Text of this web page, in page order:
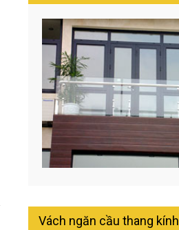
Vách ngăn cầu thang kính